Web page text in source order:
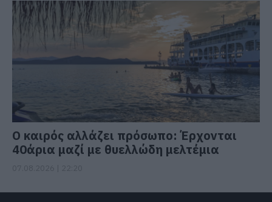
Ο καιρός αλλάζει πρόσωπο: Έρχονται
40άρια μαζί με θυελλώδη μελτέμια